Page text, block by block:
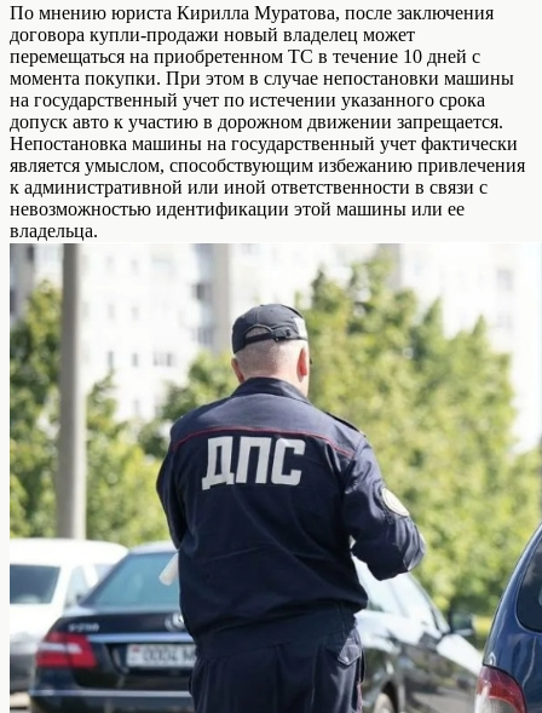
По мнению юриста Кирилла Муратова, после заключения
договора купли-продажи новый владелец может
перемещаться на приобретенном ТС в течение 10 дней с
момента покупки. При этом в случае непостановки машины
на государственный учет по истечении указанного срока
допуск авто к участию в дорожном движении запрещается.
Непостановка машины на государственный учет фактически
является умыслом, способствующим избежанию привлечения
к административной или иной ответственности в связи с
невозможностью идентификации этой машины или ее
владельца.